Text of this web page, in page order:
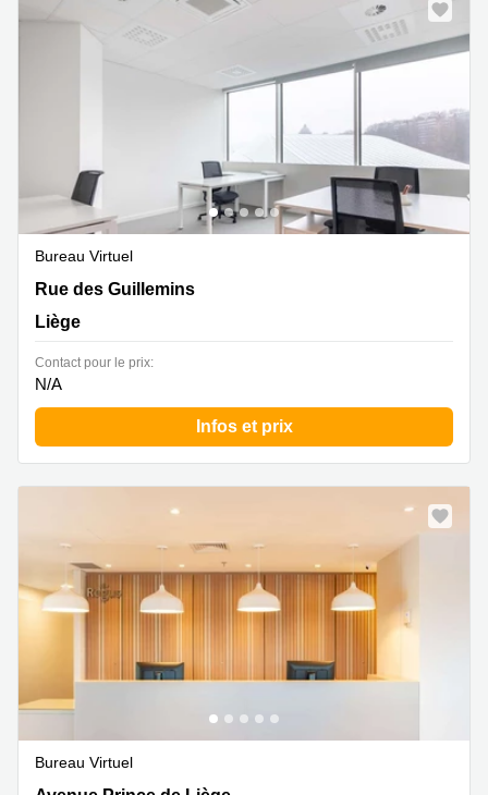
Bureau Virtuel
Rue des Guillemins 139, Liège
Rue des Guillemins
Liège
Contact pour le prix:
N/A
Infos et prix
Bureau Virtuel